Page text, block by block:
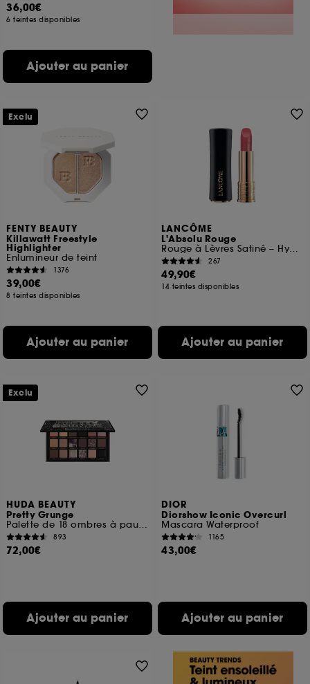
36,00€
6 teintes disponibles
Ajouter au panier
FENTY BEAUTY
Killawatt Freestyle
Highlighter
Enlumineur de teint
1376
39,00€
8 teintes disponibles
Ajouter au panier
Exclu
LANCÔME
L'Absolu Rouge
Rouge à Lèvres Satiné – Hydratation & Confort Longue Tenue
267
49,90€
14 teintes disponibles
Ajouter au panier
HUDA BEAUTY
Pretty Grunge
Palette de 18 ombres à paupières
893
72,00€
Ajouter au panier
Exclu
DIOR
Diorshow Iconic Overcurl
Mascara Waterproof
1165
43,00€
Ajouter au panier